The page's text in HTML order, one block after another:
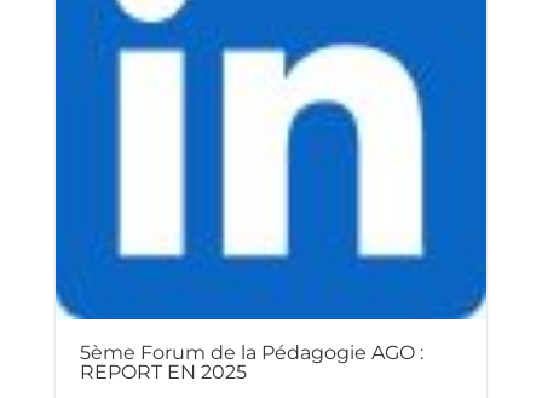
5ème Forum de la Pédagogie AGO :
REPORT EN 2025